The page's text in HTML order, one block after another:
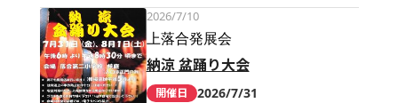
2026/7/10
上落合発展会
納涼 盆踊り大会
開催日 2026/7/31